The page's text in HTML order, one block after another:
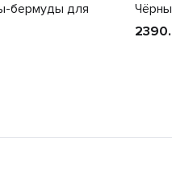
бермуды для